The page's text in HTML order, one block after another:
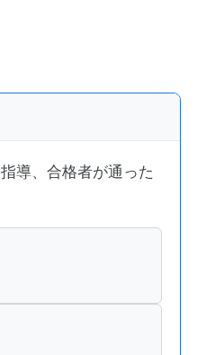
導、合格者が通った